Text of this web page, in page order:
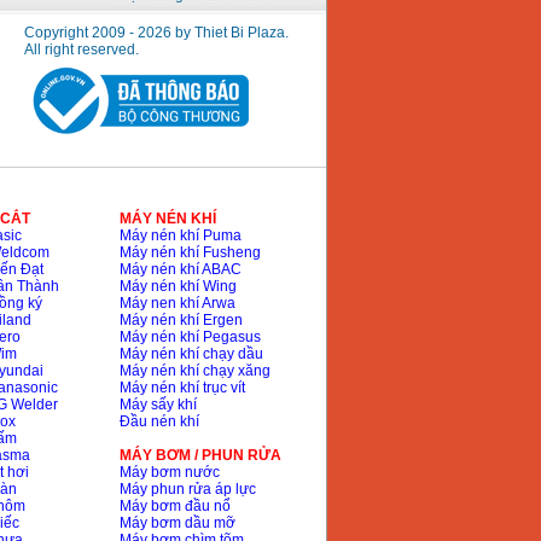
Copyright 2009 - 2026 by Thiet Bi Plaza.
All right reserved.
Đạt
Thành
ký
Welder
hơi
MÁY NÉN KHÍ
Máy nén khí Puma
Máy nén khí Fusheng
Máy nén khí ABAC
Máy nén khí Wing
Máy nen khí Arwa
Máy nén khí Ergen
Máy nén khí Pegasus
Máy nén khí chạy dầu
Máy nén khí chạy xăng
Máy nén khí trục vít
Máy sấy khí
Đầu nén khí
MÁY BƠM / PHUN RỬA
Máy bơm nước
Máy phun rửa áp lực
Máy bơm đầu nổ
Máy bơm dầu mỡ